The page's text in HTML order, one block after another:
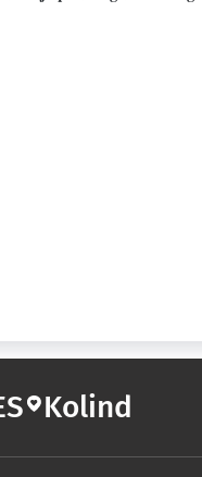
Kolind